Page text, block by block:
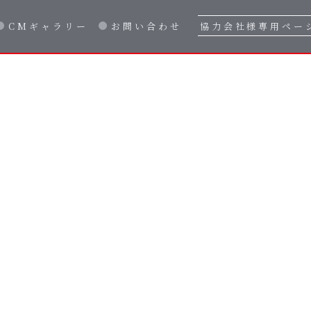
CMギャラリー お問い合わせ 協力会社様専用ペー